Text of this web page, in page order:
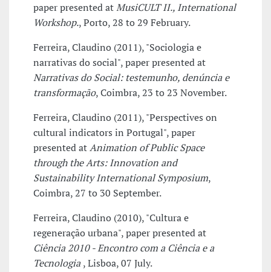
paper presented atMusiCULT II., International
Workshop., Porto, 28 to 29 February.
Ferreira, Claudino (2011), "Sociologia e
narrativas do social", paper presented at
Narrativas do Social: testemunho, denúncia e
transformação, Coimbra, 23 to 23 November.
Ferreira, Claudino (2011), "Perspectives on
cultural indicators in Portugal", paper
presented atAnimation of Public Space
through the Arts: Innovation and
Sustainability International Symposium,
Coimbra, 27 to 30 September.
Ferreira, Claudino (2010), "Cultura e
regeneração urbana", paper presented at
Ciência 2010 - Encontro com a Ciência e a
Tecnologia, Lisboa, 07 July.